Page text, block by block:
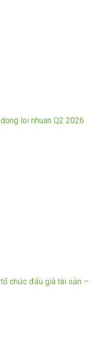
loi nhuan Q2 2026
chức đấu giá tài sản –